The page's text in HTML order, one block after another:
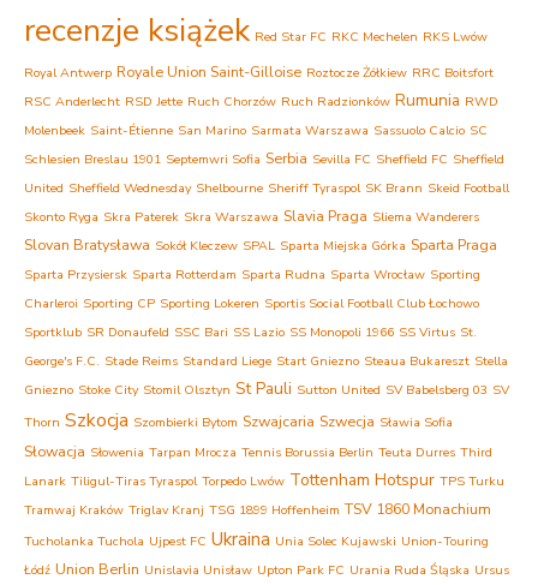
recenzje książek Red Star FC RKC Mechelen RKS Lwów
Royal Antwerp Royale Union Saint-Gilloise Roztocze Żółkiew RRC Boitsfort
RSC Anderlecht RSD Jette Ruch Chorzów Ruch Radzionków Rumunia RWD
Molenbeek Saint-Étienne San Marino Sarmata Warszawa Sassuolo Calcio SC
Schlesien Breslau 1901 Septemwri Sofia Serbia Sevilla FC Sheffield FC Sheffield
United Sheffield Wednesday Shelbourne Sheriff Tyraspol SK Brann Skeid Football
Skonto Ryga Skra Paterek Skra Warszawa Slavia Praga Sliema Wanderers
Slovan Bratysława Sokół Kleczew SPAL Sparta Miejska Górka Sparta Praga
Sparta Przysiersk Sparta Rotterdam Sparta Rudna Sparta Wrocław Sporting
Charleroi Sporting CP Sporting Lokeren Sportis Social Football Club Łochowo
Sportklub SR Donaufeld SSC Bari SS Lazio SS Monopoli 1966 SS Virtus St.
George's F.C. Stade Reims Standard Liege Start Gniezno Steaua Bukareszt Stella
Gniezno Stoke City Stomil Olsztyn St Pauli Sutton United SV Babelsberg 03 SV
Thorn Szkocja Szombierki Bytom Szwajcaria Szwecja Sławia Sofia
Słowacja Słowenia Tarpan Mrocza Tennis Borussia Berlin Teuta Durres Third
Lanark Tiligul-Tiras Tyraspol Torpedo Lwów Tottenham Hotspur TPS Turku
Tramwaj Kraków Triglav Kranj TSG 1899 Hoffenheim TSV 1860 Monachium
Tucholanka Tuchola Ujpest FC Ukraina Unia Solec Kujawski Union-Touring
Łódź Union Berlin Unislavia Unisław Upton Park FC Urania Ruda Śląska Ursus